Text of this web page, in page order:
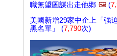
職無望圖謀出走他鄉 🖼️ (
美國新增29家中企上「強
黑名單」 (7,790次)